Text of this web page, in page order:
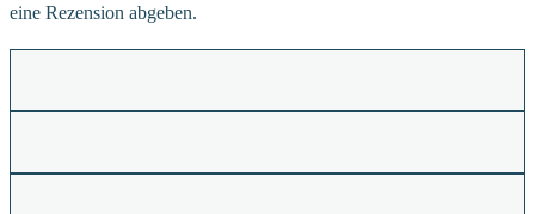
eine Rezension abgeben.